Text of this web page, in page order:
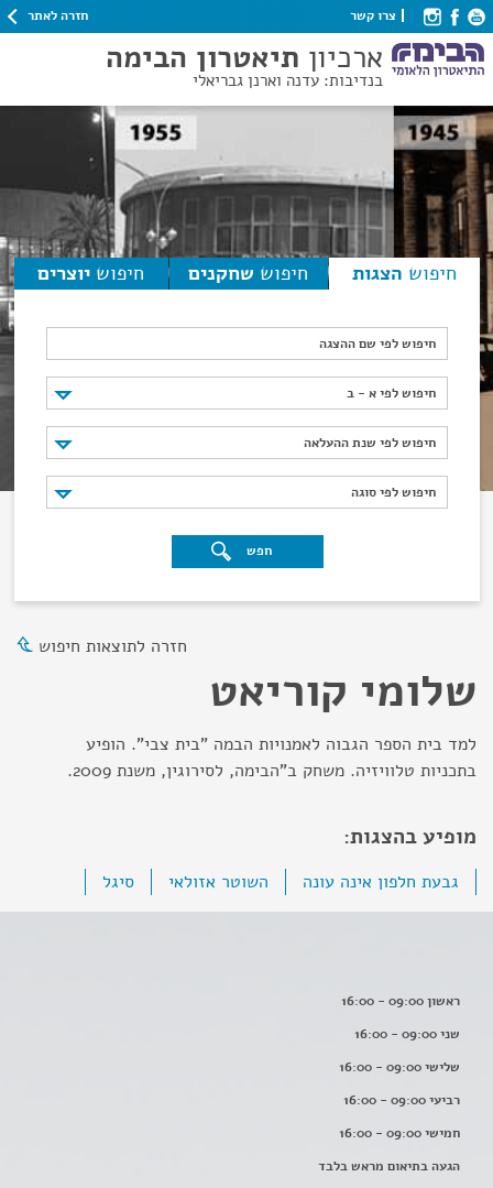
צרו קשר חזרה לאתר
ארכיון תיאטרון הבימה
בנדיבות: עדנה וארנן גבריאלי
חיפוש הצגות חיפוש שחקנים חיפוש יוצרים
חיפוש לפי שם ההצגה
חיפוש לפי א - ב
חיפוש לפי א - ב
חיפוש לפי שנת ההעלאה
חיפוש לפי שנת ההעלאה
חיפוש לפי סוגה
חיפוש לפי סוגה
חפש
חזרה לתוצאות חיפוש
שלומי קוריאט
למד בית הספר הגבוה לאמנויות הבמה "בית צבי". הופיע
בתכניות טלוויזיה. משחק ב"הבימה, לסירוגין, משנת 2009.
מופיע בהצגות:
גבעת חלפון אינה עונה השוטר אזולאי סיגל
ראשון 09:00 - 16:00
שני 09:00 - 16:00
שלישי 09:00 - 16:00
רביעי 09:00 - 16:00
חמישי 09:00 - 16:00
הגעה בתיאום מראש בלבד